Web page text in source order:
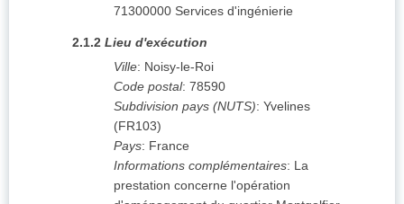
71300000 Services d'ingénierie
2.1.2 Lieu d'exécution
Ville: Noisy-le-Roi
Code postal: 78590
Subdivision pays (NUTS): Yvelines
(FR103)
Pays: France
Informations complémentaires: La
prestation concerne l'opération